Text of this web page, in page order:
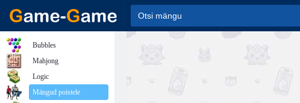
Bubbles
Mahjong
Logic
Mängud poistele